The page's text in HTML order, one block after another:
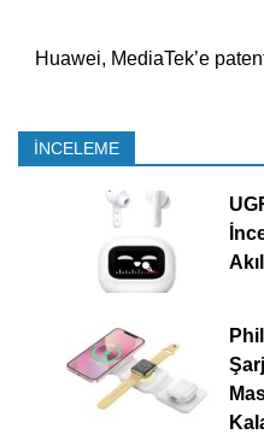
Huawei, MediaTek’e
İNCELEME